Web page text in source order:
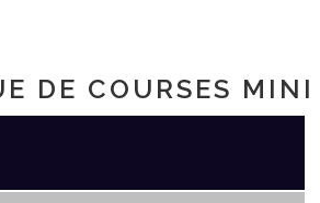
DE COURSES MINI